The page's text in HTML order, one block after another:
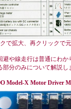
で拡大、再クリックで元
避や線走行は普通にわ
部分のみについて解説し
Model-X Motor Driver